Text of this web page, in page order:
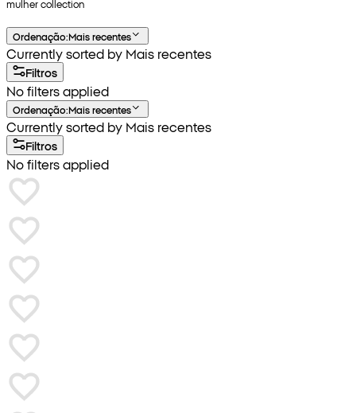
mulhercollection
Ordenação:Mais recentes
Currently sorted by Mais recentes
Filtros
No filters applied
Ordenação:Mais recentes
Currently sorted by Mais recentes
Filtros
No filters applied